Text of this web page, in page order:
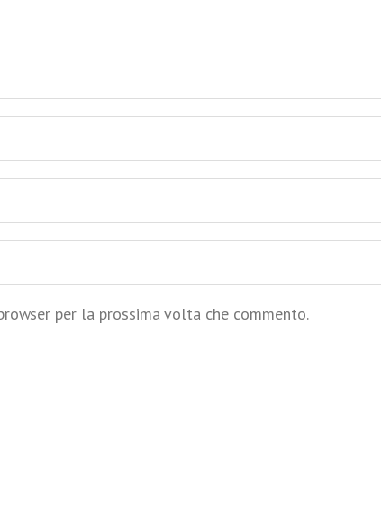
per la prossima volta che commento.